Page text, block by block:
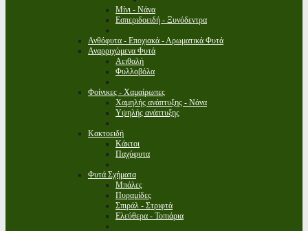
Μίνι - Νάνα
Εσπεριδοειδή - Ξυνόδεντρα
Ανθόφυτα - Εποχιακά - Αρωματικά Φυτά
Αναρριχώμενα Φυτά
Αειθαλή
Φυλλοβόλα
Φοίνικες - Χαμαίρωπες
Χαμηλής ανάπτυξης - Νάνα
Υψηλής ανάπτυξης
Κακτοειδή
Κάκτοι
Παχύφυτα
Φυτά Σχήματα
Μπάλες
Πυραμίδες
Σπιράλ - Στριφτά
Ελεύθερα - Τοπιάρια